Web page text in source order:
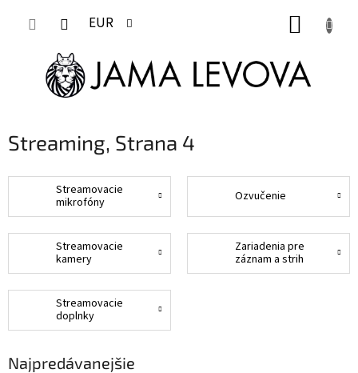
EUR
Streaming, Strana 4
Streamovacie
mikrofóny
Ozvučenie
Streamovacie
kamery
Zariadenia pre
záznam a strih
Streamovacie
doplnky
Najpredávanejšie